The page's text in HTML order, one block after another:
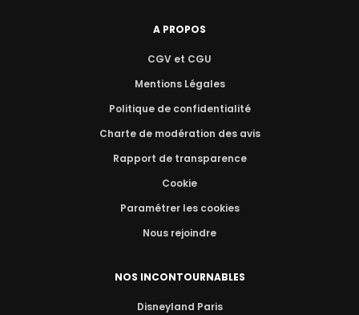
A PROPOS
CGV et CGU
Mentions Légales
Politique de confidentialité
Charte de modération des avis
Rapport de transparence
Cookie
Paramétrer les cookies
Nous rejoindre
NOS INCONTOURNABLES
Disneyland Paris